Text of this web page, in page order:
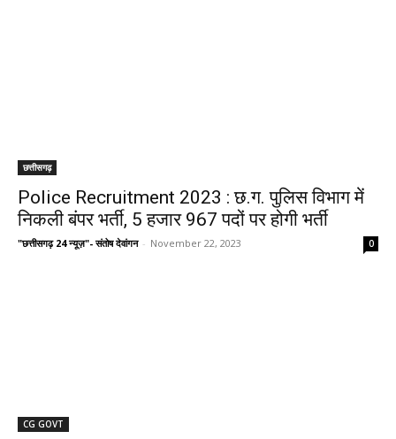
छत्तीसगढ़
Police Recruitment 2023 : छ.ग. पुलिस विभाग में
निकली बंपर भर्ती, 5 हजार 967 पदों पर होगी भर्ती
"छत्तीसगढ़ 24 न्यूज़"- संतोष देवांगन - November 22, 2023 0
CG GOVT